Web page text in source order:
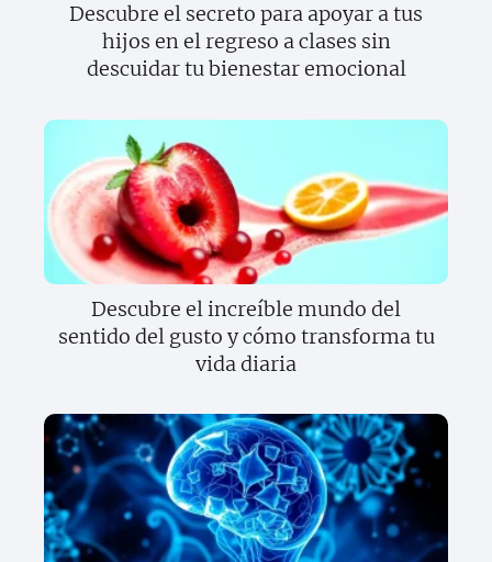
Descubre el secreto para apoyar a tus
hijos en el regreso a clases sin
descuidar tu bienestar emocional
Descubre el increíble mundo del
sentido del gusto y cómo transforma tu
vida diaria